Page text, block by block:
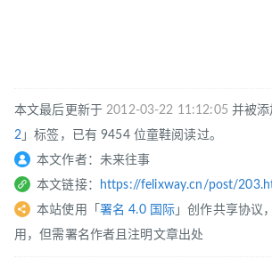
本文最后更新于2012-03-22 11:12:05 并被添
2 」标签，已有 9454 位童鞋阅读过。
本文作者：未来往事
本文链接：
https://felixway.cn/post/
本站使用「 署名 4.0 国际 」创作共享协议
用，但需署名作者且注明文章出处